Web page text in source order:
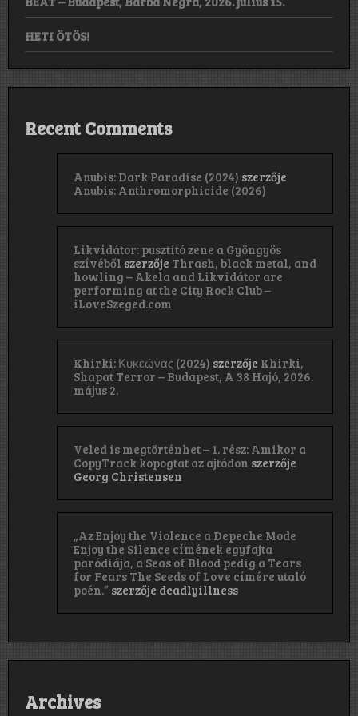
HETI ÖTÖS!
Recent Comments
Anubis: Dark Paradise (2024) szerzője
Anubis: Anthromorphicide (2026)
Likvidátor: pusztító zene a Gyöngyös
szívéből szerzője Thrash, black metal, and
howling – Akela and Likvidátor are
performing at the City Rock Club –
iLoveSzeged.com
Khirki: Κ​υ​κ​ε​ώ​ν​α​ς (2024) szerzője Khirki,
Shapat Terror – Budapest, A 38 Hajó, 2026.
május 2.
Veled is megtörténhet – 1. rész: Amikor a
CopyTrack kopogtat az ajtódon szerzője
Georg Christensen
„Az Enjoy the Violence a Depeche Mode
Enjoy the Silence címének egyfajta
paródiája, a Seas of Blood pedig a Tears
for Fears The Seeds of Love címére utaló
poén.” szerzője deadlyillness
Archives